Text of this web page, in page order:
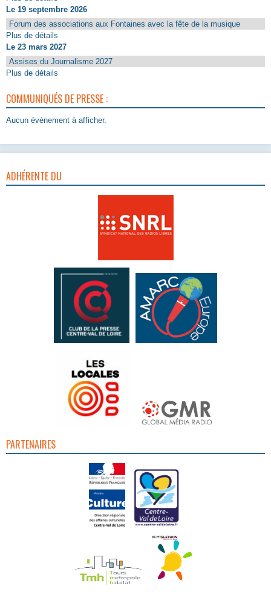
Le 19 septembre 2026
Forum des associations aux Fontaines avec la fête de la musique
Plus de détails
Le 23 mars 2027
Assises du Journalisme 2027
Plus de détails
COMMUNIQUÉS DE PRESSE :
Aucun évènement à afficher.
ADHÉRENTE DU
PARTENAIRES